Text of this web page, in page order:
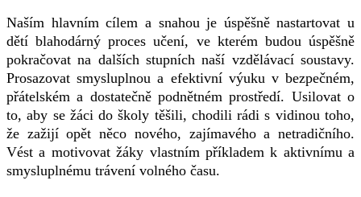
Naším hlavním cílem a snahou je úspěšně nastartovat u
dětí blahodárný proces učení, ve kterém budou úspěšně
pokračovat na dalších stupních naší vzdělávací soustavy.
Prosazovat smysluplnou a efektivní výuku v bezpečném,
přátelském a dostatečně podnětném prostředí. Usilovat o
to, aby se žáci do školy těšili, chodili rádi s vidinou toho,
že zažijí opět něco nového, zajímavého a netradičního.
Vést a motivovat žáky vlastním příkladem k aktivnímu a
smysluplnému trávení volného času.